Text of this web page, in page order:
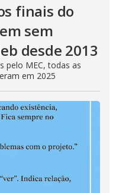
finais do
sem
desde 2013
pelo MEC, todas as
em 2025